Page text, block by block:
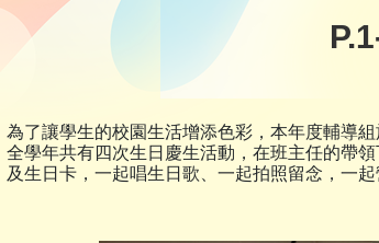
為了讓學生的校園生活增添色彩，本年度輔導
全學年共有四次生日慶生活動，在班主任的帶
及生日卡，一起唱生日歌、一起拍照留念，一起